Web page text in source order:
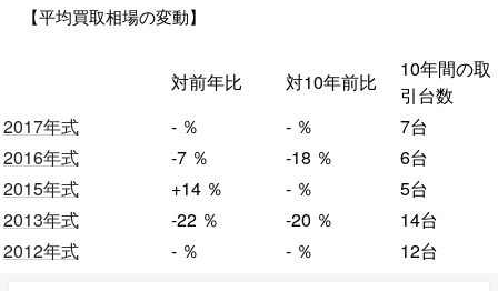
【平均買取相場の変動】
対前年比 対10年前比
10年間の取
引台数
2017年式
- ％ - ％
7台
2016年式
-7 ％ -18 ％
6台
2015年式
+14 ％ - ％
5台
2013年式
-22 ％ -20 ％
14台
2012年式
- ％ - ％ 12台